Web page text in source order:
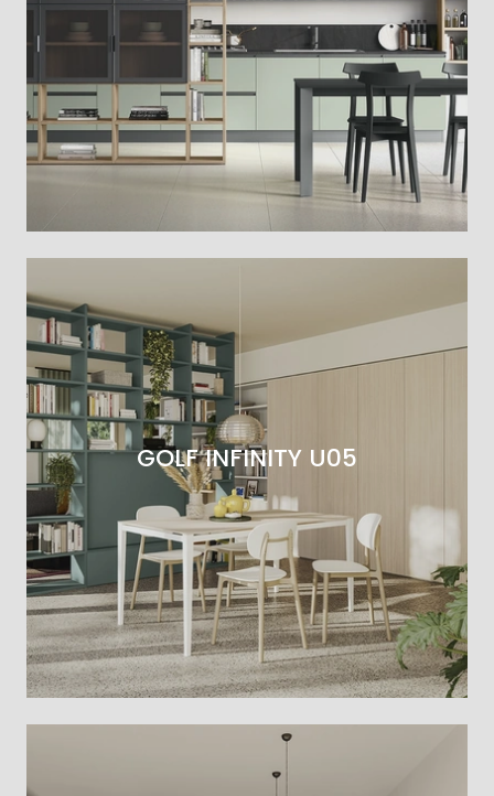
GOLF INFINITY U05